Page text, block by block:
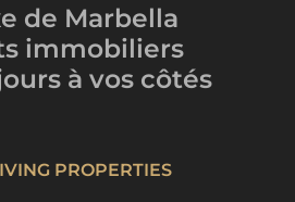
de Marbella
immobiliers
à vos côtés
PROPERTIES